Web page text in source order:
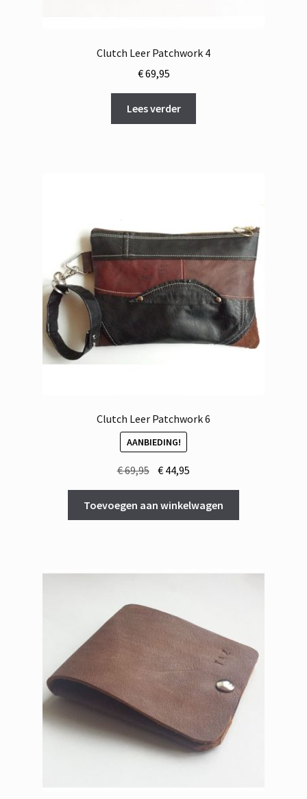
Clutch Leer Patchwork 4
€69,95
Lees verder
Clutch Leer Patchwork 6
AANBIEDING!
€69,95 Oorspronkelijke
was:
€ 69,95.
€ 44,95
is:
€ 44,95.
Toevoegen aan winkelwagen